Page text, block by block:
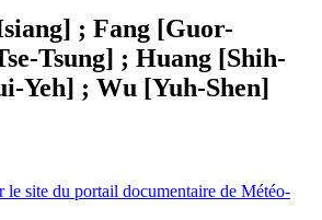
; Fang [Guor-
Tsung] ; Huang [Shih-
Yeh] ; Wu [Yuh-Shen]
le site du portail documentaire de Météo-